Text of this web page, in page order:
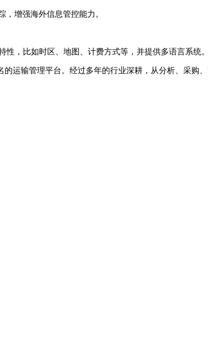
增强海外信息管控能力。
，比如时区、地图、计费方式等，并提供多语言系统。
运输管理平台。经过多年的行业深耕，从分析、采购